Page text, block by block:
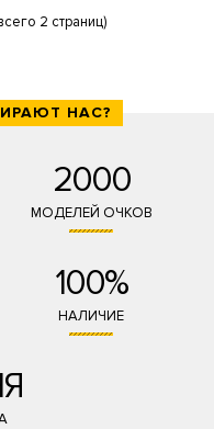
2 страниц)
НАС?
2000
МОДЕЛЕЙ ОЧКОВ
100%
НАЛИЧИЕ